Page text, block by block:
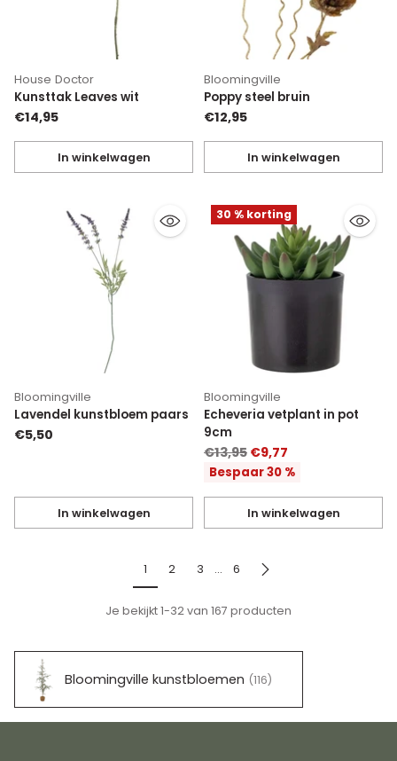
House Doctor
Kunsttak Leaves wit
€14,95
In winkelwagen
Hoeveelheid
Bloomingville
Poppy steel bruin
€12,95
In winkelwagen
Hoeveelheid
Bloomingville
Lavendel kunstbloem paars
€5,50
In winkelwagen
Hoeveelheid
30 % korting
Bloomingville
Echeveria vetplant in pot
9cm
Normale
prijs
€13,95 €9,77
Bespaar 30 %
In winkelwagen
Hoeveelheid
1 2 3 … 6
Je bekijkt 1-32 van 167 producten
Bloomingville kunstbloemen (116)